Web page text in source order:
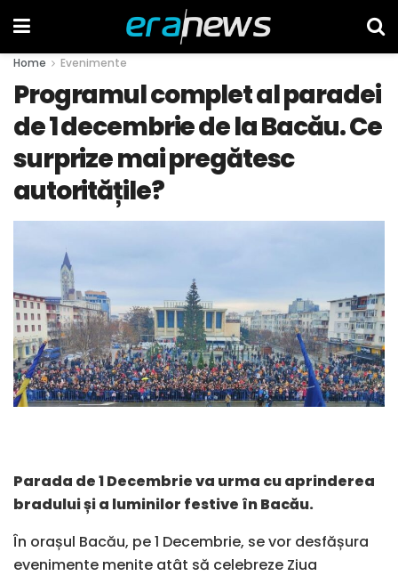
Home Evenimente
Programul complet al paradei
de 1 decembrie de la Bacău. Ce
surprize mai pregătesc
autoritățile?
Parada de 1 Decembrie va urma cu aprinderea
bradului și a luminilor festive în Bacău.
În orașul Bacău, pe 1 Decembrie, se vor desfășura
evenimente menite atât să celebreze Ziua